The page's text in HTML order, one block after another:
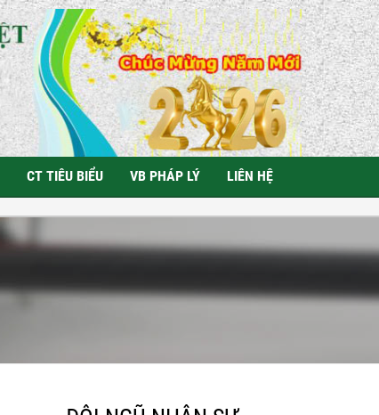
CT TIÊU BIỂU VB PHÁP LÝ LIÊN HỆ